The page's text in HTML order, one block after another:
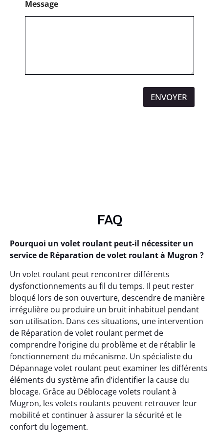
Message
ENVOYER
FAQ
Pourquoi un volet roulant peut-il nécessiter un
service de Réparation de volet roulant à Mugron ?
Un volet roulant peut rencontrer différents
dysfonctionnements au fil du temps. Il peut rester
bloqué lors de son ouverture, descendre de manière
irrégulière ou produire un bruit inhabituel pendant
son utilisation. Dans ces situations, une intervention
de Réparation de volet roulant permet de
comprendre l’origine du problème et de rétablir le
fonctionnement du mécanisme. Un spécialiste du
Dépannage volet roulant peut examiner les différents
éléments du système afin d’identifier la cause du
blocage. Grâce au Déblocage volets roulant à
Mugron, les volets roulants peuvent retrouver leur
mobilité et continuer à assurer la sécurité et le
confort du logement.